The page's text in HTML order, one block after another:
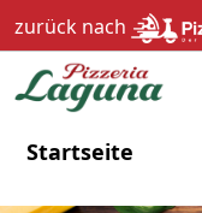
zurück nach
Startseite